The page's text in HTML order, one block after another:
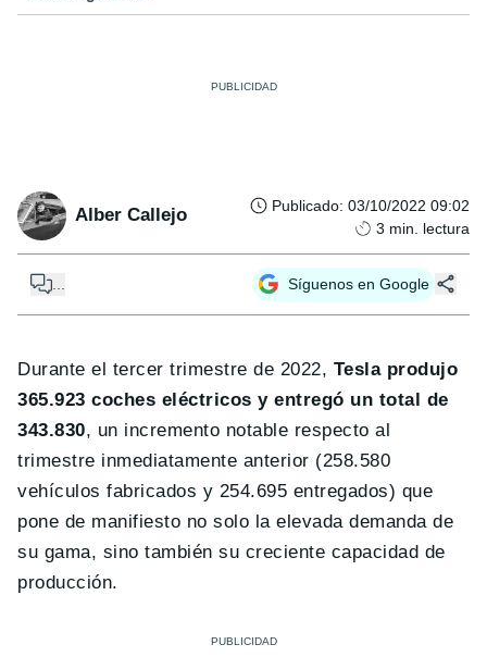
Alber Callejo Publicado: 03/10/2022 09:02
3 min. lectura
Síguenos en Google
Durante el tercer trimestre de 2022, Tesla produjo
365.923 coches eléctricos y entregó un total de
343.830, un incremento notable respecto al
trimestre inmediatamente anterior (258.580
vehículos fabricados y 254.695 entregados) que
pone de manifiesto no solo la elevada demanda de
su gama, sino también su creciente capacidad de
producción.